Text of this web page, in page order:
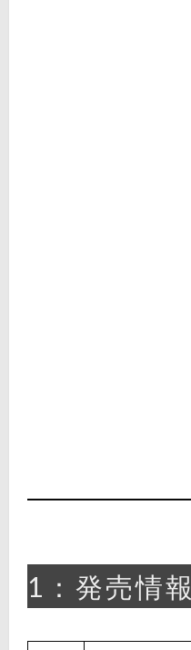
1：発売情報